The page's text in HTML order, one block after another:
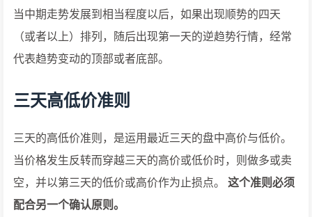
当中期走势发展到相当程度以后，如果出现顺势的四天
（或者以上）排列，随后出现第一天的逆趋势行情，经常
代表趋势变动的顶部或者底部。
三天高低价准则
三天的高低价准则，是运用最近三天的盘中高价与低价。
当价格发生反转而穿越三天的高价或低价时，则做多或卖
空，并以第三天的低价或高价作为止损点。 这个准则必须
配合另一个确认原则。